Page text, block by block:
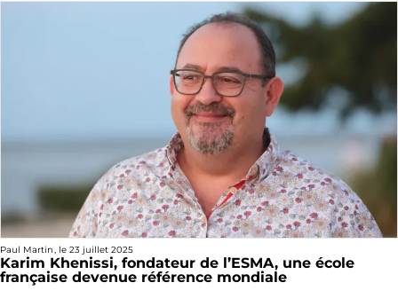
Paul Martin, le 23 juillet 2025
Karim Khenissi, fondateur de l’ESMA, une école
française devenue référence mondiale